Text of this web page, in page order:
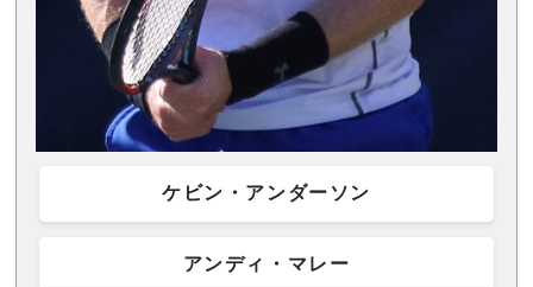
ケビン・アンダーソン
アンディ・マレー